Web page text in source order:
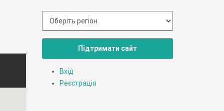
Підтримати сайт
Вхід
Реєстрація